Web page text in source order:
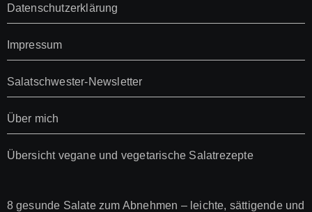
Datenschutzerklärung
Impressum
Salatschwester-Newsletter
Über mich
Übersicht vegane und vegetarische Salatrezepte
8 gesunde Salate zum Abnehmen – leichte, sättigende und